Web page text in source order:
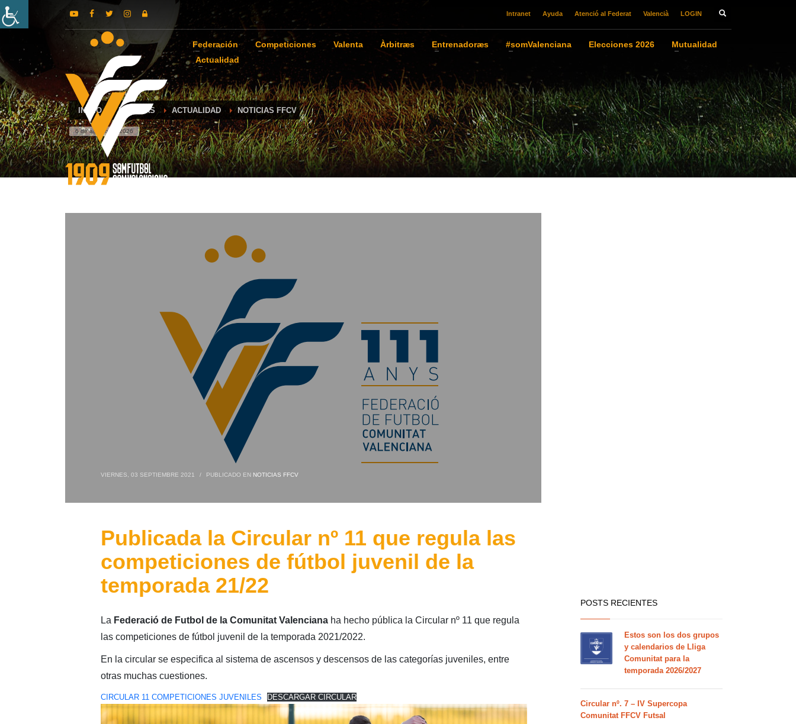
Intranet Ayuda Atenció al Federat Valencià LOGIN
Federación Competiciones Valenta Àrbitræs Entrenadoræs #somValenciana Elecciones 2026
Mutualidad
Actualidad
INICIO NOTICIAS ACTUALIDAD NOTICIAS FFCV
6 de agosto de 2026
VIERNES, 03 SEPTIEMBRE 2021 / PUBLICADO EN NOTICIAS FFCV
Publicada la Circular nº 11 que regula las
competiciones de fútbol juvenil de la
temporada 21/22
La Federació de Futbol de la Comunitat Valencianaha hecho pública la Circular nº 11 que regula
las competiciones de fútbol juvenil de la temporada 2021/2022.
En la circular se especifica al sistema de ascensos y descensos de las categorías juveniles, entre
otras muchas cuestiones.
CIRCULAR 11 COMPETICIONES JUVENILES DESCARGAR CIRCULAR
POSTS RECIENTES
Estos son los dos grupos
y calendarios de Lliga
Comunitat para la
temporada 2026/2027
Circular nº. 7 – IV Supercopa
Comunitat FFCV Futsal